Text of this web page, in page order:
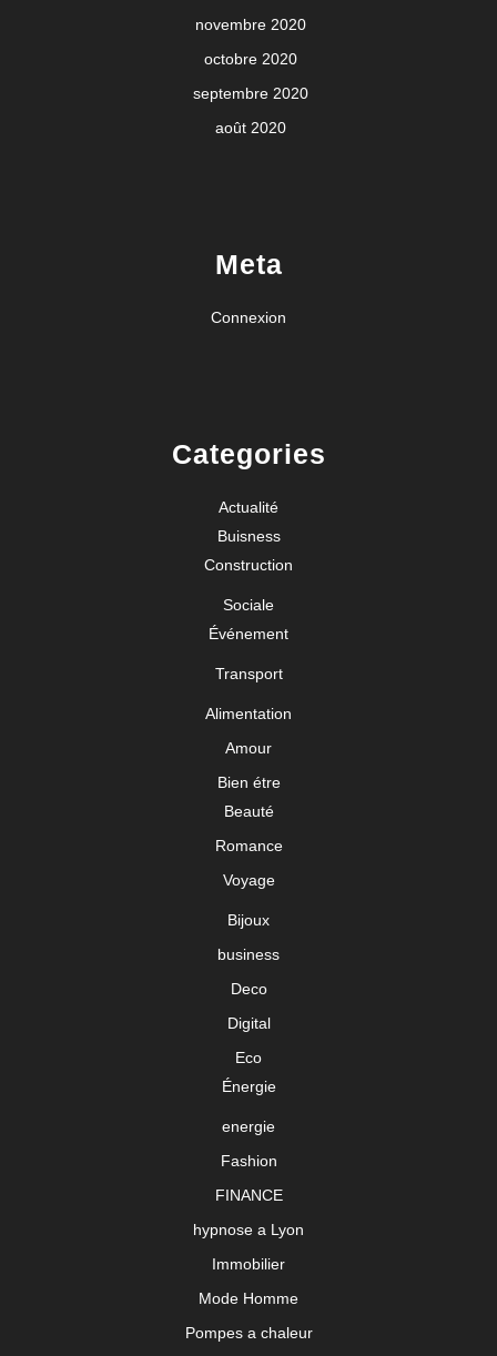
novembre 2020
octobre 2020
septembre 2020
août 2020
Meta
Connexion
Categories
Actualité
Buisness
Construction
Sociale
Événement
Transport
Alimentation
Amour
Bien étre
Beauté
Romance
Voyage
Bijoux
business
Deco
Digital
Eco
Énergie
energie
Fashion
FINANCE
hypnose a Lyon
Immobilier
Mode Homme
Pompes a chaleur